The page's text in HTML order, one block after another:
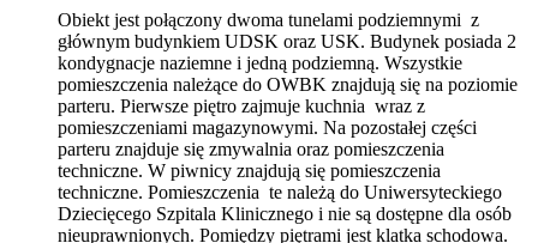
Obiekt jest połączony dwoma tunelami podziemnymi z
głównym budynkiem UDSK oraz USK. Budynek posiada 2
kondygnacje naziemne i jedną podziemną. Wszystkie
pomieszczenia należące do OWBK znajdują się na poziomie
parteru. Pierwsze piętro zajmuje kuchnia wraz z
pomieszczeniami magazynowymi. Na pozostałej części
parteru znajduje się zmywalnia oraz pomieszczenia
techniczne. W piwnicy znajdują się pomieszczenia
techniczne. Pomieszczenia te należą do Uniwersyteckiego
Dziecięcego Szpitala Klinicznego i nie są dostępne dla osób
nieuprawnionych. Pomiędzy piętrami jest klatka schodowa.